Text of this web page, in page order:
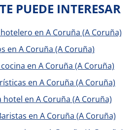
PUEDE INTERESAR
en A Coruña (A Coruña)
en A Coruña (A Coruña)
en A Coruña (A Coruña)
en A Coruña (A Coruña)
en A Coruña (A Coruña)
en A Coruña (A Coruña)